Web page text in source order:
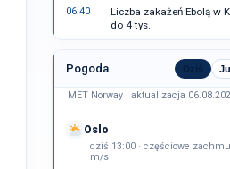
06:40
Liczba zakażeń Ebolą w
do 4 tys.
Pogoda Dziś
MET Norway · aktualizacja
Oslo
dziś 13:00 · częściowe
m/s